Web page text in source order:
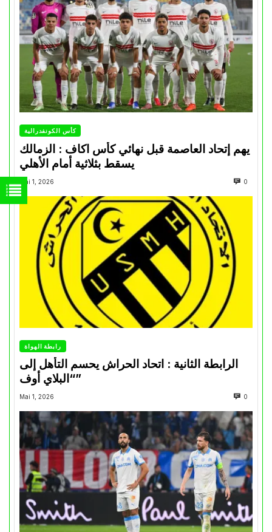
كأس الكونفدرالية
يهم إتحاد العاصمة قبل نهائي كأس اكاف : الزمالك
Mai 1, 2026 0
رابطة الهواة
الرابطة الثانية : اتحاد الحراش يحسم التأهل إلى
“البلاي أوف”
Mai 1, 2026 0